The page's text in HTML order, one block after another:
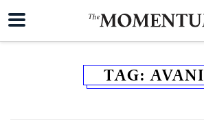
TAG:AVANI